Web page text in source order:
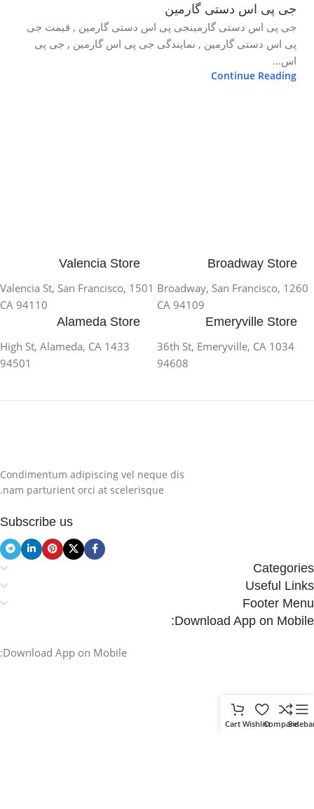
جی پی اس دستی گارمین
جی پی اس دستی گارمینجی پی اس دستی گارمین , قیمت جی
پی اس دستی گارمین , نمایندگی جی پی اس گارمین , جی پی
اس...
Continue Reading
Broadway Store
1260 Broadway, San Francisco,
CA 94109
Valencia Store
1501 Valencia St, San Francisco,
CA 94110
Emeryville Store
1034 36th St, Emeryville, CA
94608
Alameda Store
1433 High St, Alameda, CA
94501
Condimentum adipiscing vel neque dis
nam parturient orci at scelerisque.
Subscribe us
Categories
Useful Links
Footer Menu
Download App on Mobile:
Download App on Mobile:
Compare
Wishlist
Cart